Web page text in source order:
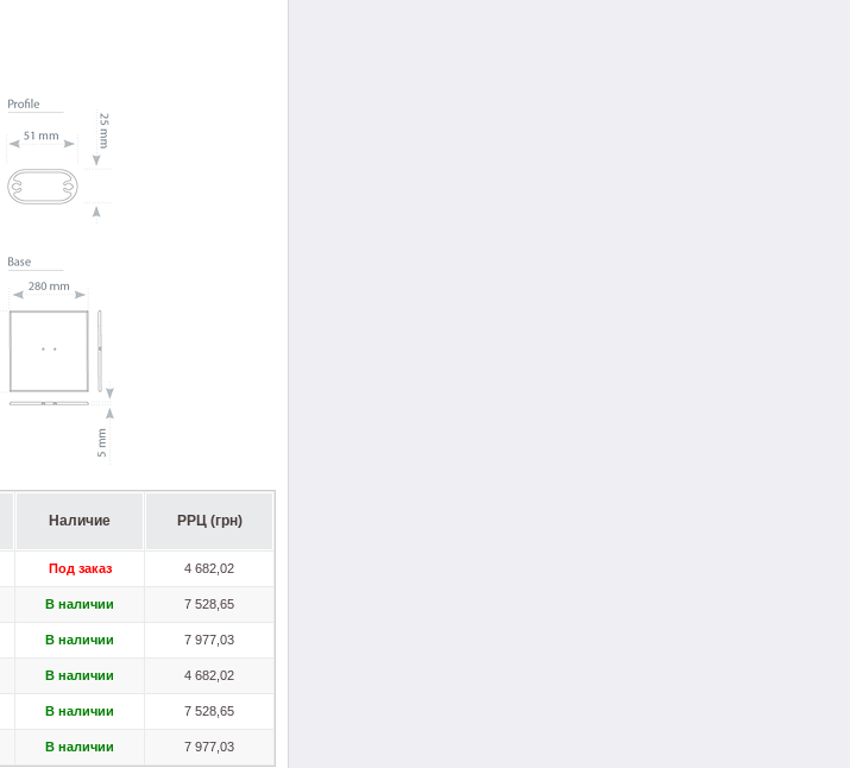
Наличие РРЦ (грн)
Под заказ 4 682,02
В наличии 7 528,65
В наличии 7 977,03
В наличии 4 682,02
В наличии 7 528,65
В наличии 7 977,03